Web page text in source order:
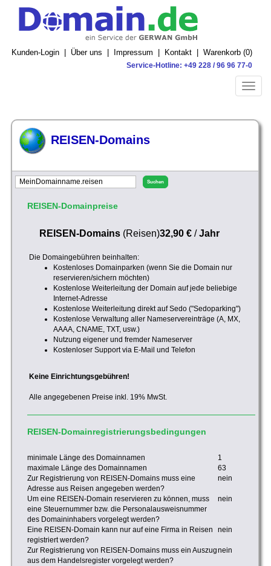
Kunden-Login Über uns Impressum Kontakt Warenkorb (0)
Service-Hotline: +49 228 / 96 96 77-0
Toggle
REISEN-Domains
REISEN-Domainpreise
REISEN-Domains(Reisen)32,90 €/Jahr
Die Domaingebühren beinhalten:
Kostenloses Domainparken (wenn Sie die Domain nur
reservieren/sichern möchten)
Kostenlose Weiterleitung der Domain auf jede beliebige
Internet-Adresse
Kostenlose Weiterleitung direkt auf Sedo ("Sedoparking")
Kostenlose Verwaltung aller Nameservereinträge (A, MX,
AAAA, CNAME, TXT, usw.)
Nutzung eigener und fremder Nameserver
Kostenloser Support via E-Mail und Telefon
Keine Einrichtungsgebühren!
Alle angegebenen Preise inkl. 19% MwSt.
REISEN-Domainregistrierungsbedingungen
minimale Länge des Domainnamen
1
maximale Länge des Domainnamen
63
Zur Registrierung von REISEN-Domains muss eine
Adresse aus Reisen angegeben werden?
nein
Um eine REISEN-Domain reservieren zu können, muss
eine Steuernummer bzw. die Personalausweisnummer
des Domaininhabers vorgelegt werden?
nein
Eine REISEN-Domain kann nur auf eine Firma in Reisen
registriert werden?
nein
Zur Registrierung von REISEN-Domains muss ein Auszug
aus dem Handelsregister vorgelegt werden?
nein